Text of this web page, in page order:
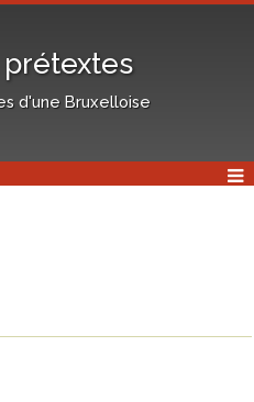
prétextes
d'une Bruxelloise